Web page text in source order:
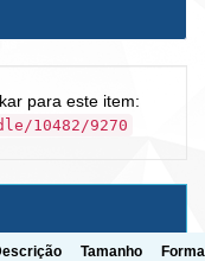
para este item:
10482/9270
Tamanho